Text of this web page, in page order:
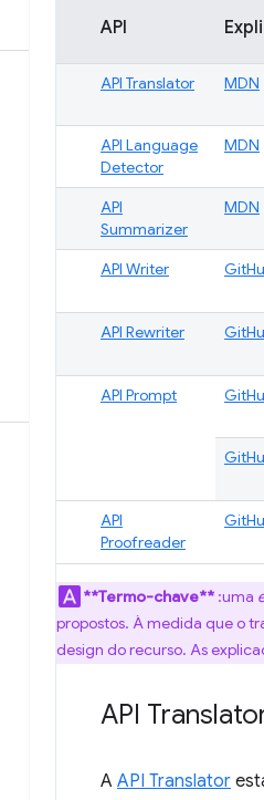
API
API Translator MDN
API Language
Detector
MDN
API
Summarizer
MDN
API Writer
API Rewriter
API Prompt
API
Proofreader
**Termo-chave** :uma
propostos. À medida que o
design do recurso. As
API
A API Translator